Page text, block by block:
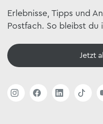
Erlebnisse, Tipps und
Postfach. So bleibst du
Jetzt